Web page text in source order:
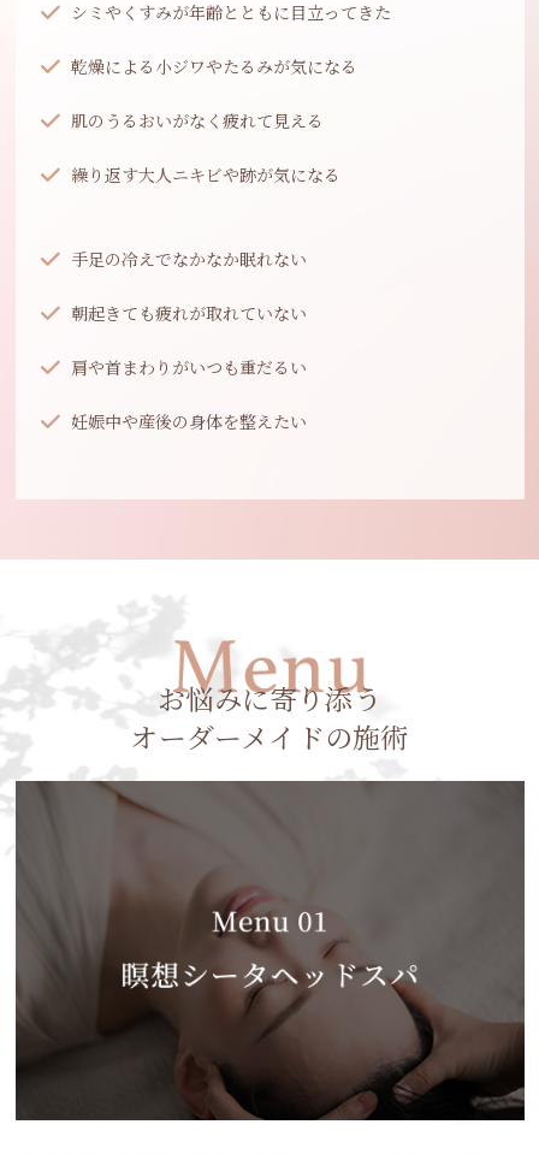
シミやくすみが年齢とともに目立ってきた
乾燥による小ジワやたるみが気になる
肌のうるおいがなく疲れて見える
繰り返す大人ニキビや跡が気になる
手足の冷えでなかなか眠れない
朝起きても疲れが取れていない
肩や首まわりがいつも重だるい
妊娠中や産後の身体を整えたい
お悩みに寄り添う
オーダーメイドの施術